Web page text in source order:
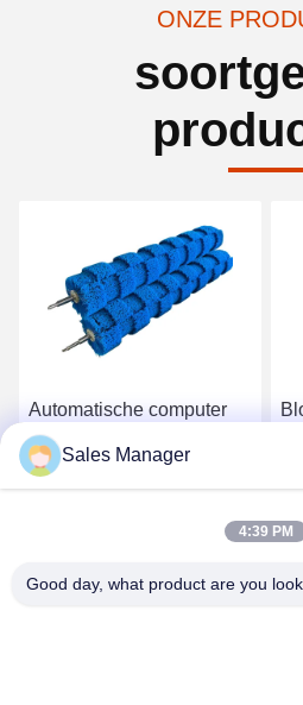
ONZE
Automatische computer
autowasser wiel hub
borstel rol met hoge / lage
bont borstel roestvrij staal
Sales Manager
4:39 PM
Good day, what product are you